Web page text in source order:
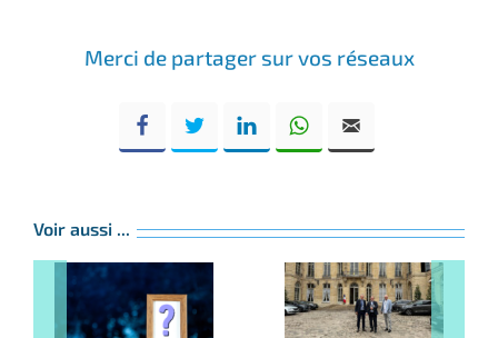
Merci de partager sur vos réseaux
Voir aussi ...